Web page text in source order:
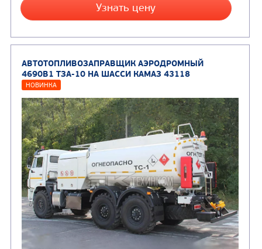
Цена по запросу
Производитель
Нагрузка на ССУ, кг
11120/10
Экологический класс
Колесная формула
Узнать цену